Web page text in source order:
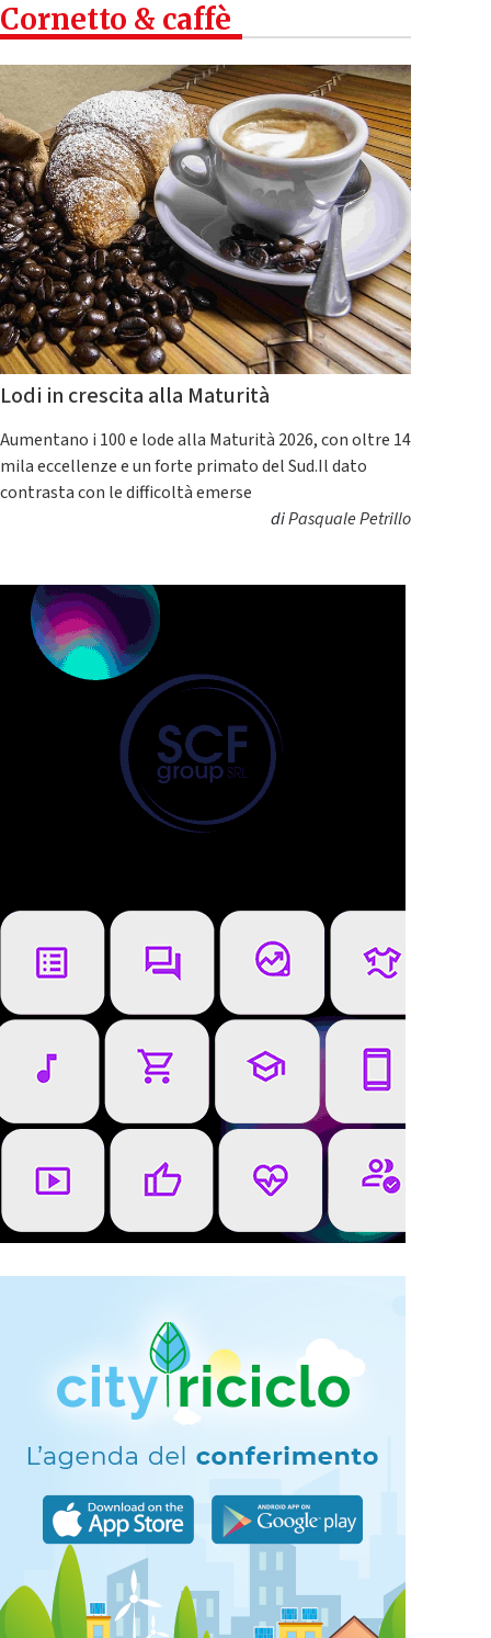
Cornetto & caffè
Lodi in crescita alla Maturità
Aumentano i 100 e lode alla Maturità 2026, con oltre 14
mila eccellenze e un forte primato del Sud.Il dato
contrasta con le difficoltà emerse
diPasquale Petrillo